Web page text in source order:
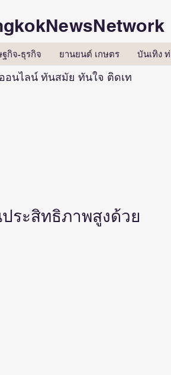
ฐกิจ-ธุรกิจ ยานยนต์ เกษตร บันเทิง
อนไลน์ ทันสมัย ทันใจ ติดเท
ระสิทธิภาพสูงด้วย